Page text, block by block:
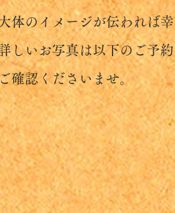
イメージが伝われば幸
お写真は以下のご予約
くださいませ。